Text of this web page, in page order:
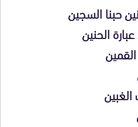
حبنا السجين
الحنين